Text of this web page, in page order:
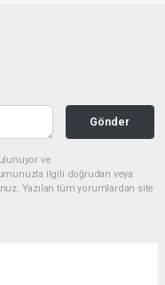
Gönder
ve
ilgili doğrudan veya
Yazılan tüm yorumlardan site